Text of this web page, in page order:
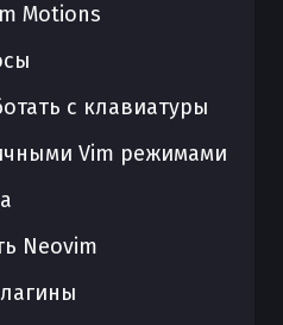
Motions
с клавиатуры
Vim режимами
Neovim